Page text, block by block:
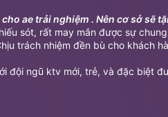
ae trải nghiệm . Nên cơ sở sẽ
sót, rất may mắn được sự
trách nhiệm đền bù cho khách
đội ngũ ktv mới, trẻ, và đặc biệt